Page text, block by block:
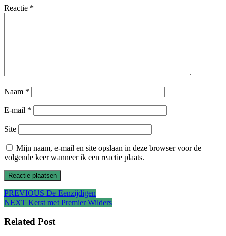
Reactie *
Naam *
E-mail *
Site
Mijn naam, e-mail en site opslaan in deze browser voor de
volgende keer wanneer ik een reactie plaats.
Bericht
navigatie
PREVIOUS Vorig
bericht:
De Eenzijdigen
NEXT Volgend
Kerst met Premier Wilders
Related Post